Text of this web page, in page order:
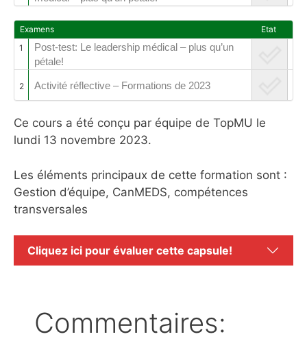
Examens
Etat
1
Post-test: Le leadership médical – plus qu’un
pétale!
2 Activité réflective – Formations de 2023
Ce cours a été conçu par équipe de TopMU le
lundi 13 novembre 2023.
Les éléments principaux de cette formation sont :
Gestion d’équipe, CanMEDS, compétences
transversales
Cliquez ici pour évaluer cette capsule!
Commentaires: